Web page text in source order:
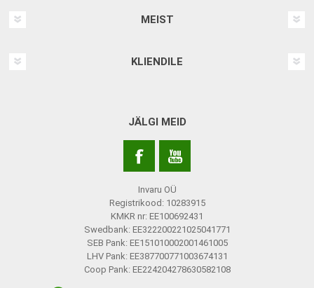
MEIST
KLIENDILE
JÄLGI MEID
Invaru OÜ
Registrikood: 10283915
KMKR nr: EE100692431
Swedbank: EE322200221025041771
SEB Pank: EE151010002001461005
LHV Pank: EE387700771003674131
Coop Pank: EE224204278630582108